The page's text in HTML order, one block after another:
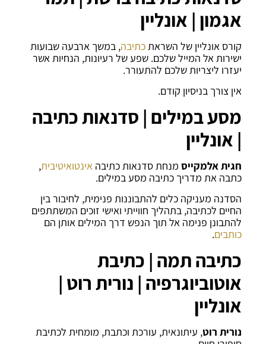
אגמון | אונליין
קורס אונליין של השראתכתיבה, במשך ארבעה שבועות
ישירות אל המייל שלכם. שפע של רעיונות, הנחיות אשר
יעזרו ליצריות שלכם להתעורר.
אין צורך בניסיון קודם.
מסע במילים | סדנאות כתיבה
| אונליין
חגית אלמקייס מנחת סדנאות כתיבהאינטואיטיבית,
כתבה את מדריך כתיבה מסע במילים.
הסדנה מעניקה כלים להתבוננות פנימית, לחיבור בין
החיים לכתיבה, בתהליך חווייתי ואישי זוכים המשתתפים
להתבונן פנימה אל תוך הנפש דרך המילים אותן הם
כותבים.
כתיבה תמה | כתיבת
אוטוביוגרפיה | נורית רוט |
אונליין
נורית רוט, עיתונאית, עורכת וכתבת, מומחית לכתיבת